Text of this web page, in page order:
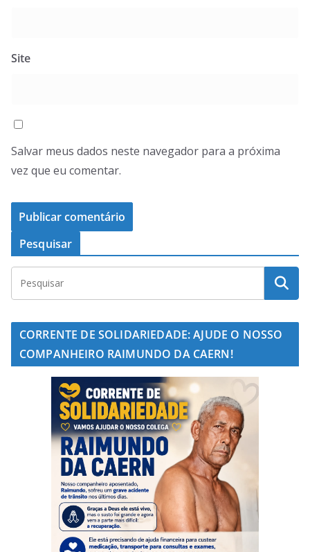
Site
Salvar meus dados neste navegador para a próxima
vez que eu comentar.
Pesquisar
CORRENTE DE SOLIDARIEDADE: AJUDE O NOSSO
COMPANHEIRO RAIMUNDO DA CAERN!